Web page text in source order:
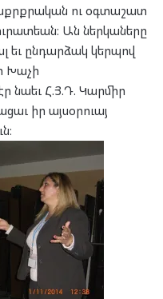
ու օգտաշատ
Ան ներկաները
եւ ընդարձակ կերպով
Խաչի
նաեւ Հ.Յ.Դ. Կարմիր
իր այսօրուայ